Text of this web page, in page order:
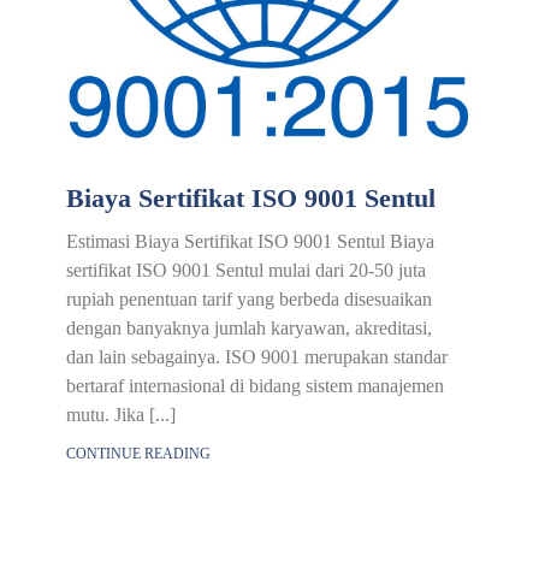
Biaya Sertifikat ISO 9001 Sentul
Estimasi Biaya Sertifikat ISO 9001 Sentul Biaya
sertifikat ISO 9001 Sentul mulai dari 20-50 juta
rupiah penentuan tarif yang berbeda disesuaikan
dengan banyaknya jumlah karyawan, akreditasi,
dan lain sebagainya. ISO 9001 merupakan standar
bertaraf internasional di bidang sistem manajemen
mutu. Jika [...]
CONTINUE READING